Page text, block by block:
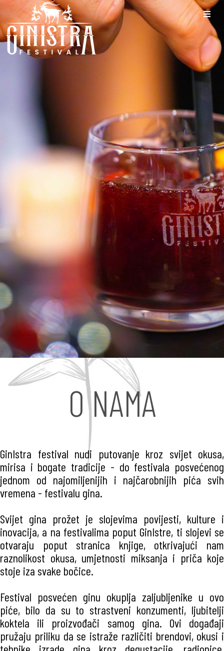
O NAMA
GinIstra festival nudi putovanje kroz svijet okusa,
mirisa i bogate tradicije - do festivala posvećenog
jednom od najomiljenijih i najčarobnijih pića svih
vremena - festivalu gina.
Svijet gina prožet je slojevima povijesti, kulture i
inovacija, a na festivalima poput GinIstre, ti slojevi se
otvaraju poput stranica knjige, otkrivajući nam
raznolikost okusa, umjetnosti miksanja i priča koje
stoje iza svake bočice.
Festival posvećen ginu okuplja zaljubljenike u ovo
piće, bilo da su to strastveni konzumenti, ljubitelji
koktela ili proizvođači samog gina. Ovi događaji
pružaju priliku da se istraže različiti brendovi, okusi i